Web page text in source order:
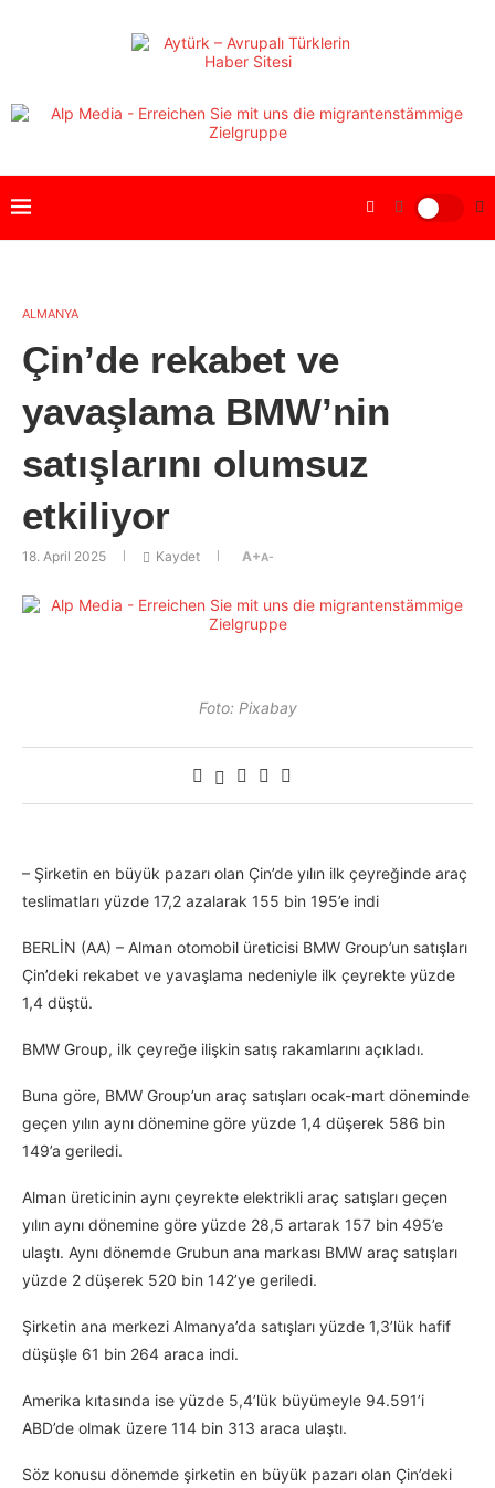
ALMANYA
Çin’de rekabet ve
yavaşlama BMW’nin
satışlarını olumsuz
etkiliyor
18. April 2025 Kaydet A+A-
Foto: Pixabay
– Şirketin en büyük pazarı olan Çin’de yılın ilk çeyreğinde araç
teslimatları yüzde 17,2 azalarak 155 bin 195’e indi
BERLİN (AA) – Alman otomobil üreticisi BMW Group’un satışları
Çin’deki rekabet ve yavaşlama nedeniyle ilk çeyrekte yüzde
1,4 düştü.
BMW Group, ilk çeyreğe ilişkin satış rakamlarını açıkladı.
Buna göre, BMW Group’un araç satışları ocak-mart döneminde
geçen yılın aynı dönemine göre yüzde 1,4 düşerek 586 bin
149’a geriledi.
Alman üreticinin aynı çeyrekte elektrikli araç satışları geçen
yılın aynı dönemine göre yüzde 28,5 artarak 157 bin 495’e
ulaştı. Aynı dönemde Grubun ana markası BMW araç satışları
yüzde 2 düşerek 520 bin 142’ye geriledi.
Şirketin ana merkezi Almanya’da satışları yüzde 1,3’lük hafif
düşüşle 61 bin 264 araca indi.
Amerika kıtasında ise yüzde 5,4’lük büyümeyle 94.591’i
ABD’de olmak üzere 114 bin 313 araca ulaştı.
Söz konusu dönemde şirketin en büyük pazarı olan Çin’deki